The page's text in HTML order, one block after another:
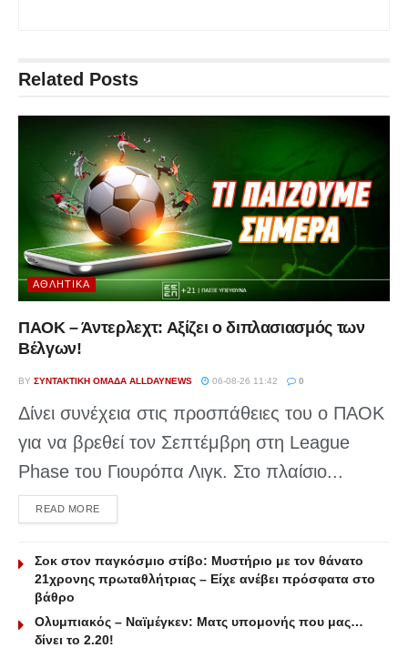
Related Posts
ΑΘΛΗΤΙΚΆ
ΠΑΟΚ – Άντερλεχτ: Αξίζει ο διπλασιασμός των
Βέλγων!
BY ΣΥΝΤΑΚΤΙΚΉ ΟΜΆΔΑ ALLDAYNEWS 06-08-26 11:42 0
Δίνει συνέχεια στις προσπάθειες του ο ΠΑΟΚ
για να βρεθεί τον Σεπτέμβρη στη League
Phase του Γιουρόπα Λιγκ. Στο πλαίσιο...
READ MOREDETAILS
Σοκ στον παγκόσμιο στίβο: Μυστήριο με τον θάνατο
21χρονης πρωταθλήτριας – Είχε ανέβει πρόσφατα στο
βάθρο
Ολυμπιακός – Ναϊμέγκεν: Ματς υπομονής που μας…
δίνει το 2.20!